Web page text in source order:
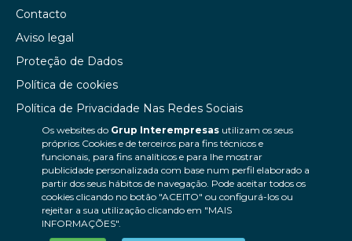
Os websites do Grup Interempresasutilizam os seus
próprios Cookies e de terceiros para fins técnicos e
funcionais, para fins analíticos e para lhe mostrar
publicidade personalizada com base num perfil elaborado a
partir dos seus hábitos de navegação. Pode aceitar todos os
cookies clicando no botão "ACEITO" ou configurá-los ou
rejeitar a sua utilização clicando em "MAIS
INFORMAÇÕES".
Contacto
Aviso legal
Proteção de Dados
Política de cookies
Política de Privacidade Nas Redes Sociais
Canal de denúncias
Colaborações editoriais